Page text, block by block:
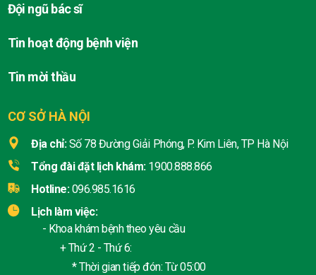
CƠ SỞ HÀ NỘI
Địa chỉ: Số 78 Đường Giải Phóng, P. Kim Liên, TP Hà Nội
Tổng đài đặt lịch khám: 1900.888.866
Hotline: 096.985.1616
Lịch làm việc:
- Khoa khám bệnh theo yêu cầu
+ Thứ 2 - Thứ 6:
* Thời gian tiếp đón: Từ 05:00
Đội ngũ bác sĩ
Tin hoạt động bệnh viện
Tin mời thầu